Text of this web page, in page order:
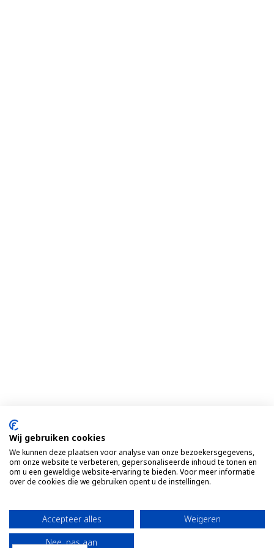
Wij gebruiken cookies
We kunnen deze plaatsen voor analyse van onze bezoekersgegevens,
om onze website te verbeteren, gepersonaliseerde inhoud te tonen en
om u een geweldige website-ervaring te bieden. Voor meer informatie
over de cookies die we gebruiken opent u de instellingen.
Accepteer alles
Weigeren
Nee, pas aan